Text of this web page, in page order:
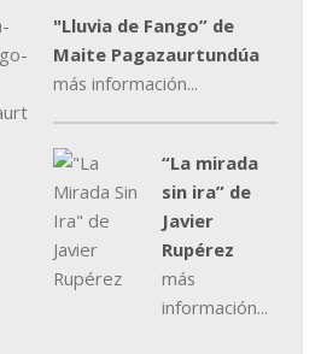
"Lluvia de Fango” de
Maite Pagazaurtundúa
más información...
“La mirada
sin ira” de
Javier
Rupérez
más
información...